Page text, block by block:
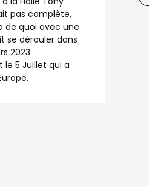
pas complète,
de quoi avec une
se dérouler dans
2023.
le 5 Juillet qui a